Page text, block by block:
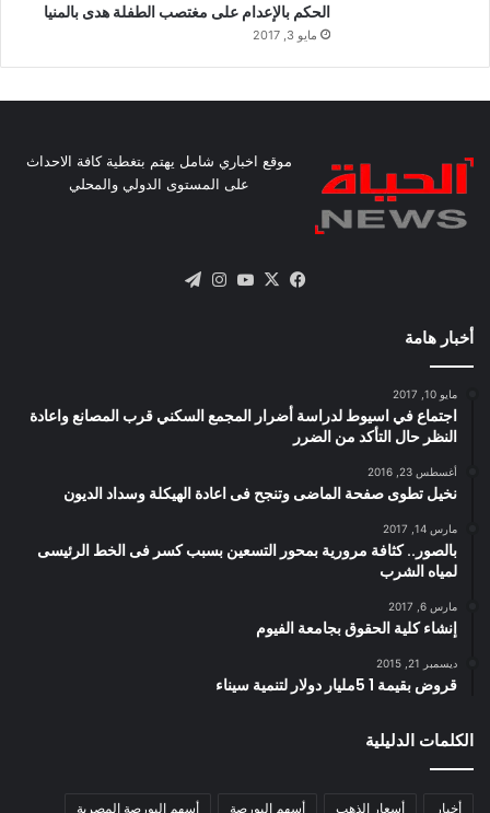
الحكم بالإعدام على مغتصب الطفلة هدى بالمنيا
مايو 3, 2017
موقع اخباري شامل يهتم بتغطية كافة الاحداث
على المستوى الدولي والمحلي
فيسبوك
X يوتيوبانستقرام
أخبار هامة
مايو 10, 2017
اجتماع في اسيوط لدراسة أضرار المجمع السكني قرب المصانع واعادة
النظر حال التأكد من الضرر
أغسطس 23, 2016
نخيل تطوى صفحة الماضى وتنجح فى اعادة الهيكلة وسداد الديون
مارس 14, 2017
بالصور.. كثافة مرورية بمحور التسعين بسبب كسر فى الخط الرئيسى
لمياه الشرب
مارس 6, 2017
إنشاء كلية الحقوق بجامعة الفيوم
ديسمبر 21, 2015
قروض بقيمة 1 5مليار دولار لتنمية سيناء
الكلمات الدليلية
أخبار أسعار الذهب أسهم البورصة أسهم البورصة المصرية